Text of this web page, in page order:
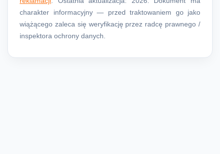
charakter informacyjny — przed traktowaniem go jako
wiążącego zaleca się weryfikację przez radcę prawnego /
inspektora ochrony danych.